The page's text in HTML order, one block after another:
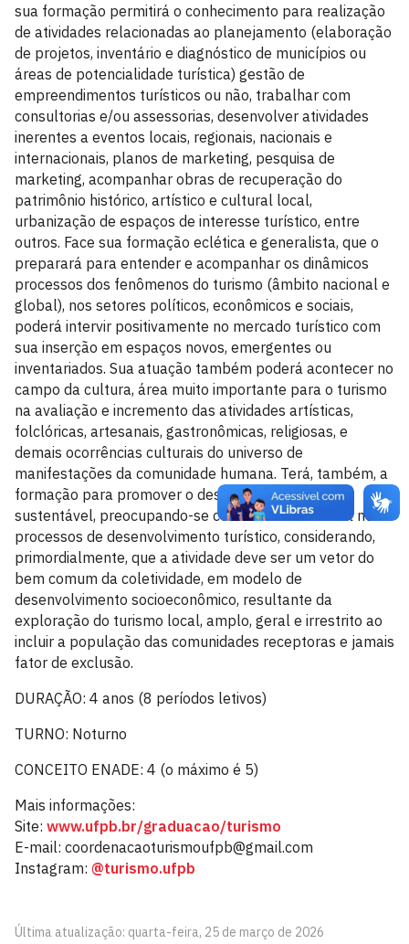
sua formação permitirá o conhecimento para realização
de atividades relacionadas ao planejamento (elaboração
de projetos, inventário e diagnóstico de municípios ou
áreas de potencialidade turística) gestão de
empreendimentos turísticos ou não, trabalhar com
consultorias e/ou assessorias, desenvolver atividades
inerentes a eventos locais, regionais, nacionais e
internacionais, planos de marketing, pesquisa de
marketing, acompanhar obras de recuperação do
patrimônio histórico, artístico e cultural local,
urbanização de espaços de interesse turístico, entre
outros. Face sua formação eclética e generalista, que o
preparará para entender e acompanhar os dinâmicos
processos dos fenômenos do turismo (âmbito nacional e
global), nos setores políticos, econômicos e sociais,
poderá intervir positivamente no mercado turístico com
sua inserção em espaços novos, emergentes ou
inventariados. Sua atuação também poderá acontecer no
campo da cultura, área muito importante para o turismo
na avaliação e incremento das atividades artísticas,
folclóricas, artesanais, gastronômicas, religiosas, e
demais ocorrências culturais do universo de
manifestações da comunidade humana. Terá, também, a
formação para promover o desenvolvimento
sustentável, preocupando-se com a inclusão social nos
processos de desenvolvimento turístico, considerando,
primordialmente, que a atividade deve ser um vetor do
bem comum da coletividade, em modelo de
desenvolvimento socioeconômico, resultante da
exploração do turismo local, amplo, geral e irrestrito ao
incluir a população das comunidades receptoras e jamais
fator de exclusão.
DURAÇÃO: 4 anos (8 períodos letivos)
TURNO: Noturno
CONCEITO ENADE: 4 (o máximo é 5)
Mais informações:
Site: www.ufpb.br/graduacao/turismo
E-mail: coordenacaoturismoufpb@gmail.com
Instagram: @turismo.ufpb
Última atualização: quarta-feira, 25 de março de 2026